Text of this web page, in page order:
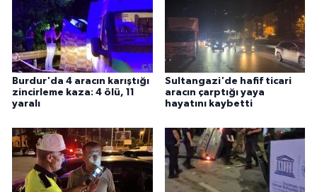
Burdur'da 4 aracın karıştığı
zincirleme kaza: 4 ölü, 11
yaralı
Sultangazi'de hafif ticari
aracın çarptığı yaya
hayatını kaybetti